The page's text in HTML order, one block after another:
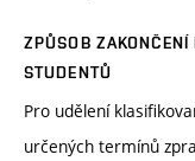
ZPŮSOB ZAKONČENÍ
STUDENTŮ
Pro udělení
určených termínů